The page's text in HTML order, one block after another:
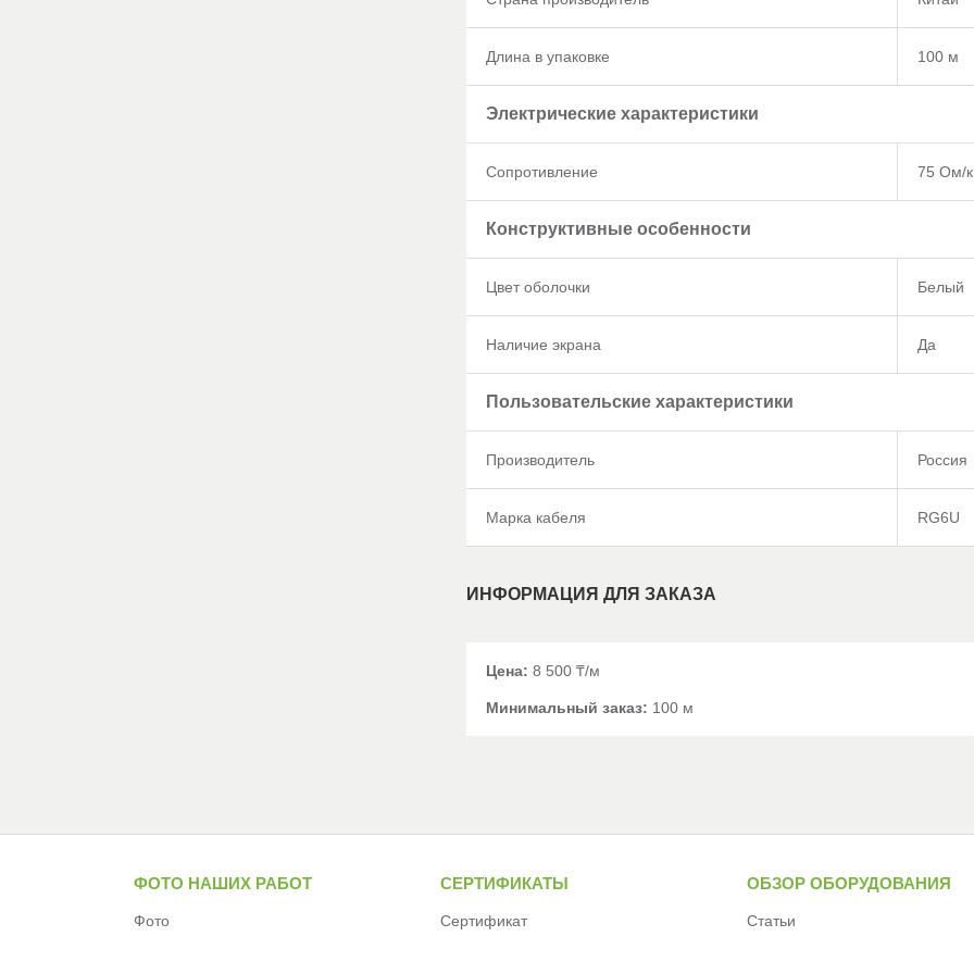
Длина в упаковке 100 м
Электрические характеристики
Сопротивление 75 Ом/
Конструктивные особенности
Цвет оболочки Белый
Наличие экрана Да
Пользовательские характеристики
Производитель Россия
Марка кабеля RG6U
ИНФОРМАЦИЯ ДЛЯ ЗАКАЗА
Цена: 8 500 ₸/м
Минимальный заказ: 100 м
ФОТО НАШИХ РАБОТ
Фото
СЕРТИФИКАТЫ
Сертификат
ОБЗОР ОБОРУДОВАНИЯ
Статьи